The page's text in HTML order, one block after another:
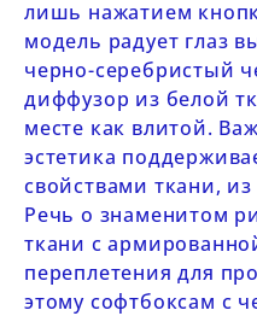
лишь нажатием
модель радует глаз
черно-серебристый
диффузор из белой
месте как влитой.
эстетика
свойствами ткани,
Речь о знаменитом
ткани с
переплетения для
этому софтбоксам с